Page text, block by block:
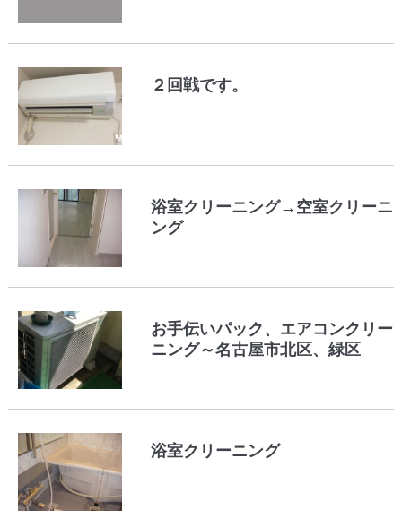
２回戦です。
浴室クリーニング→空室クリーニ
ング
お手伝いパック、エアコンクリー
ニング～名古屋市北区、緑区
浴室クリーニング